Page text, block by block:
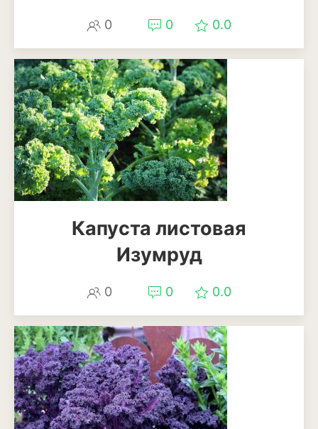
Свекла
Сельдерей
Томат
Тыква
Цветная капуста
Айва
Актинидия
Алыча
0 0 0.0
Капуста листовая
Изумруд
0 0 0.0